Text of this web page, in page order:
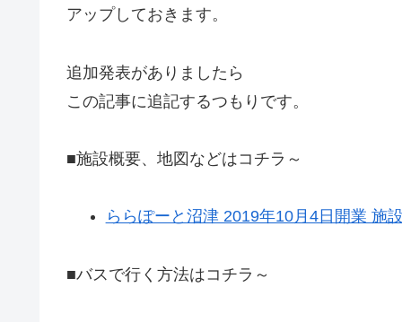
アップしておきます。
追加発表がありましたら
この記事に追記するつもりです。
■施設概要、地図などはコチラ～
ららぽーと沼津 2019年10月4日開業 施
■バスで行く方法はコチラ～